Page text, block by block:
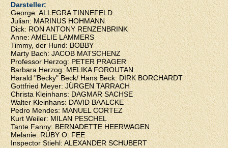
Darsteller:
George: ALLEGRA TINNEFELD
Julian: MARINUS HOHMANN
Dick: RON ANTONY RENZENBRINK
Anne: AMELIE LAMMERS
Timmy, der Hund: BOBBY
Marty Bach: JACOB MATSCHENZ
Professor Herzog: PETER PRAGER
Barbara Herzog: MELIKA FOROUTAN
Harald "Becky" Beck/ Hans Beck: DIRK BORCHARDT
Gottfried Meyer: JÜRGEN TARRACH
Christa Kleinhans: DAGMAR SACHSE
Walter Kleinhans: DAVID BAALCKE
Pedro Mendes: MANUEL CORTEZ
Kurt Weiler: MILAN PESCHEL
Tante Fanny: BERNADETTE HEERWAGEN
Melanie: RUBY O. FEE
Inspector Stiehl: ALEXANDER SCHUBERT